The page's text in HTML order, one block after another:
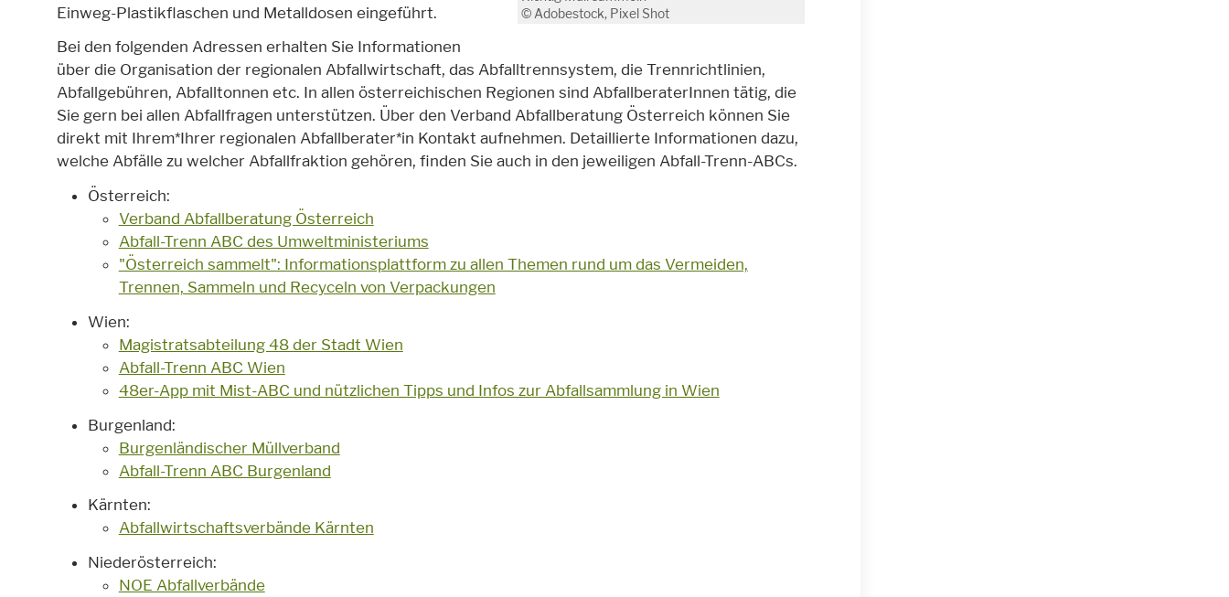
© Adobestock, Pixel Shot
Einweg-Plastikflaschen und Metalldosen eingeführt.
Bei den folgenden Adressen erhalten Sie Informationen
über die Organisation der regionalen Abfallwirtschaft, das Abfalltrennsystem, die Trennrichtlinien,
Abfallgebühren, Abfalltonnen etc. In allen österreichischen Regionen sind AbfallberaterInnen tätig, die
Sie gern bei allen Abfallfragen unterstützen. Über den Verband Abfallberatung Österreich können Sie
direkt mit Ihrem*Ihrer regionalen Abfallberater*in Kontakt aufnehmen. Detaillierte Informationen dazu,
welche Abfälle zu welcher Abfallfraktion gehören, finden Sie auch in den jeweiligen Abfall-Trenn-ABCs.
Österreich:
Verband Abfallberatung Österreich
Abfall-Trenn ABC des Umweltministeriums
"Österreich sammelt": Informationsplattform zu allen Themen rund um das Vermeiden,
Trennen, Sammeln und Recyceln von Verpackungen
Wien:
Magistratsabteilung 48 der Stadt Wien
Abfall-Trenn ABC Wien
48er-App mit Mist-ABC und nützlichen Tipps und Infos zur Abfallsammlung in Wien
Burgenland:
Burgenländischer Müllverband
Abfall-Trenn ABC Burgenland
Kärnten:
Abfallwirtschaftsverbände Kärnten
Niederösterreich:
NOE Abfallverbände